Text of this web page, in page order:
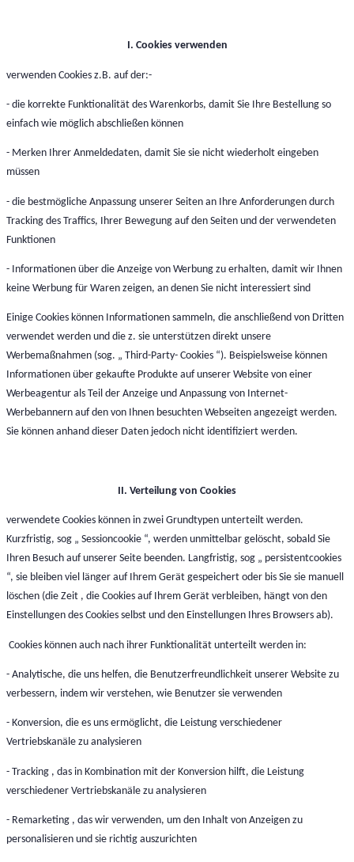
I. Cookies verwenden
verwenden Cookies z.B. auf der:-
- die korrekte Funktionalität des Warenkorbs, damit Sie Ihre Bestellung so
einfach wie möglich abschließen können
- Merken Ihrer Anmeldedaten, damit Sie sie nicht wiederholt eingeben
müssen
- die bestmögliche Anpassung unserer Seiten an Ihre Anforderungen durch
Tracking des Traffics, Ihrer Bewegung auf den Seiten und der verwendeten
Funktionen
- Informationen über die Anzeige von Werbung zu erhalten, damit wir Ihnen
keine Werbung für Waren zeigen, an denen Sie nicht interessiert sind
Einige Cookies können Informationen sammeln, die anschließend von Dritten
verwendet werden und die z. sie unterstützen direkt unsere
Werbemaßnahmen (sog. „ Third-Party- Cookies “). Beispielsweise können
Informationen über gekaufte Produkte auf unserer Website von einer
Werbeagentur als Teil der Anzeige und Anpassung von Internet-
Werbebannern auf den von Ihnen besuchten Webseiten angezeigt werden.
Sie können anhand dieser Daten jedoch nicht identifiziert werden.
II. Verteilung von Cookies
verwendete Cookies können in zwei Grundtypen unterteilt werden.
Kurzfristig, sog „ Sessioncookie “, werden unmittelbar gelöscht, sobald Sie
Ihren Besuch auf unserer Seite beenden. Langfristig, sog „ persistentcookies
“, sie bleiben viel länger auf Ihrem Gerät gespeichert oder bis Sie sie manuell
löschen (die Zeit , die Cookies auf Ihrem Gerät verbleiben, hängt von den
Einstellungen des Cookies selbst und den Einstellungen Ihres Browsers ab).
Cookies können auch nach ihrer Funktionalität unterteilt werden in:
- Analytische, die uns helfen, die Benutzerfreundlichkeit unserer Website zu
verbessern, indem wir verstehen, wie Benutzer sie verwenden
- Konversion, die es uns ermöglicht, die Leistung verschiedener
Vertriebskanäle zu analysieren
- Tracking , das in Kombination mit der Konversion hilft, die Leistung
verschiedener Vertriebskanäle zu analysieren
- Remarketing , das wir verwenden, um den Inhalt von Anzeigen zu
personalisieren und sie richtig auszurichten